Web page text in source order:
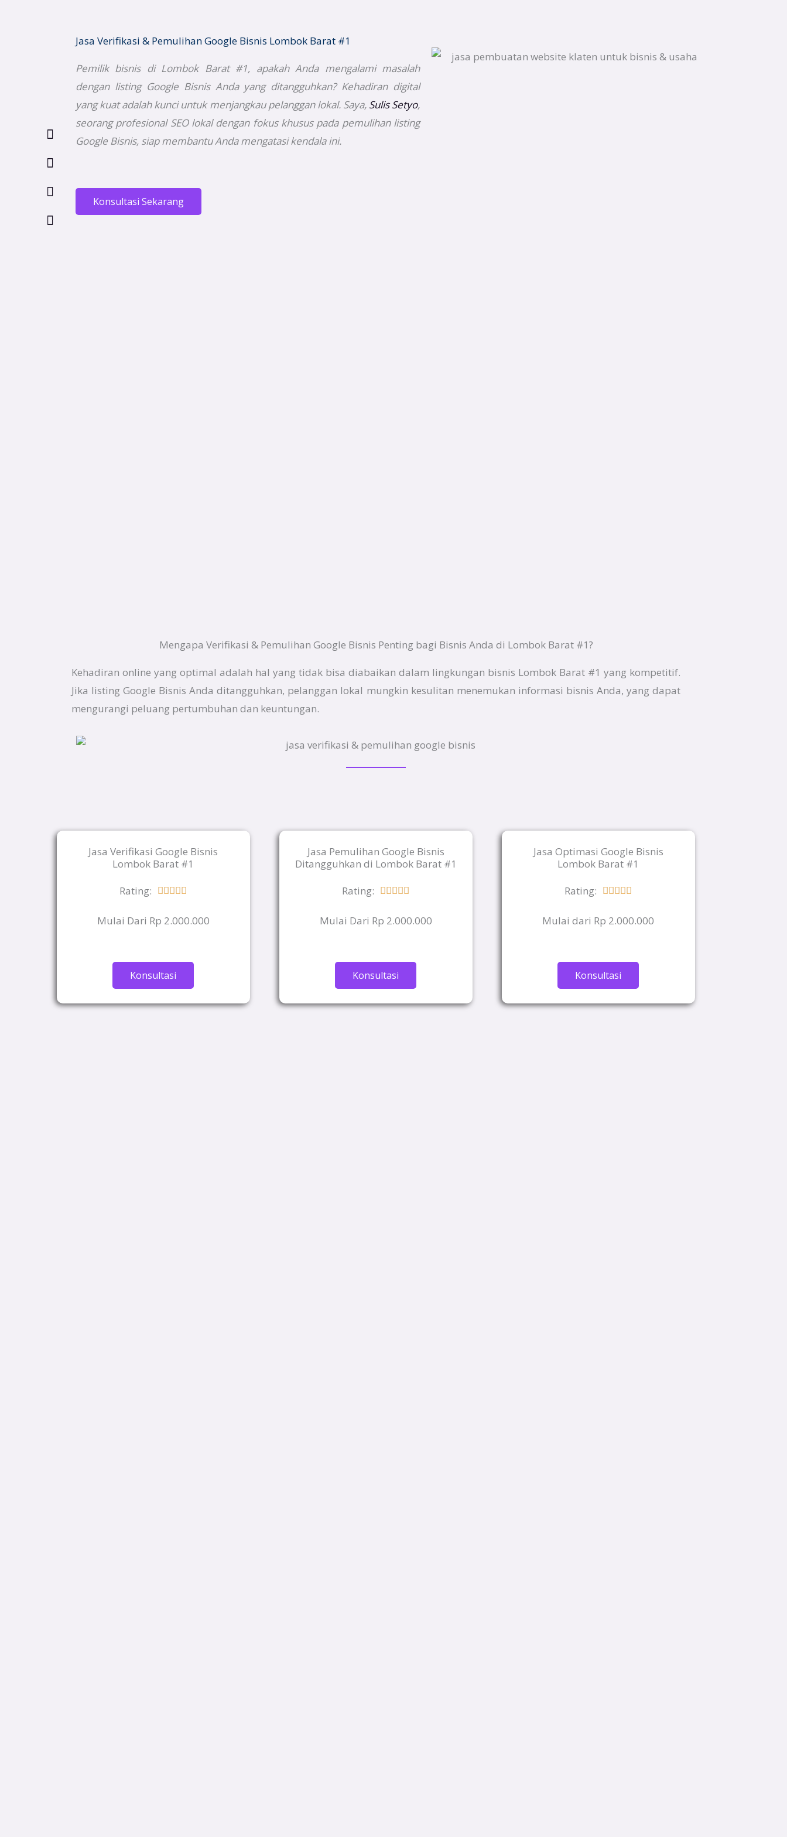
Jasa Verifikasi & Pemulihan Google Bisnis Lombok Barat #1
Pemilik bisnis di Lombok Barat #1, apakah Anda mengalami masalah
dengan listing Google Bisnis Anda yang ditangguhkan? Kehadiran digital
yang kuat adalah kunci untuk menjangkau pelanggan lokal. Saya, Sulis Setyo,
seorang profesional SEO lokal dengan fokus khusus pada pemulihan listing
Google Bisnis, siap membantu Anda mengatasi kendala ini.
Konsultasi Sekarang
Mengapa Verifikasi & Pemulihan Google Bisnis Penting bagi Bisnis Anda di Lombok Barat #1?
Kehadiran online yang optimal adalah hal yang tidak bisa diabaikan dalam lingkungan bisnis Lombok Barat #1 yang kompetitif.
Jika listing Google Bisnis Anda ditangguhkan, pelanggan lokal mungkin kesulitan menemukan informasi bisnis Anda, yang dapat
mengurangi peluang pertumbuhan dan keuntungan.
Jasa Verifikasi Google Bisnis
Lombok Barat #1
Rating:
    
out
5
Mulai Dari Rp 2.000.000
Konsultasi
Jasa Pemulihan Google Bisnis
Ditangguhkan di Lombok Barat #1
Rating:
    
out
5
Mulai Dari Rp 2.000.000
Konsultasi
Jasa Optimasi Google Bisnis
Lombok Barat #1
Rating:
    
out
5
Mulai dari Rp 2.000.000
Konsultasi